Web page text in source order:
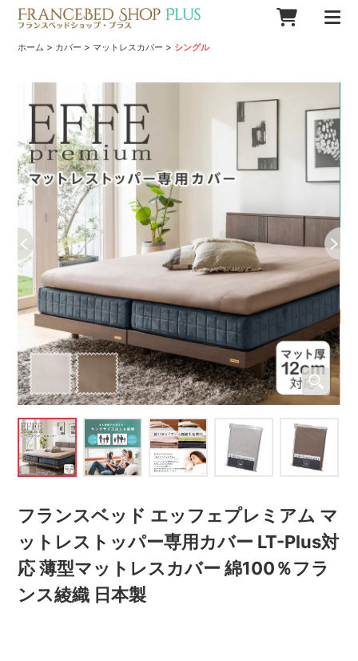
ホーム > カバー > マットレスカバー > シングル
フランスベッド エッフェプレミアム マ
ットレストッパー専用カバー LT-Plus対
応 薄型マットレスカバー 綿100％フラ
ンス綾織 日本製